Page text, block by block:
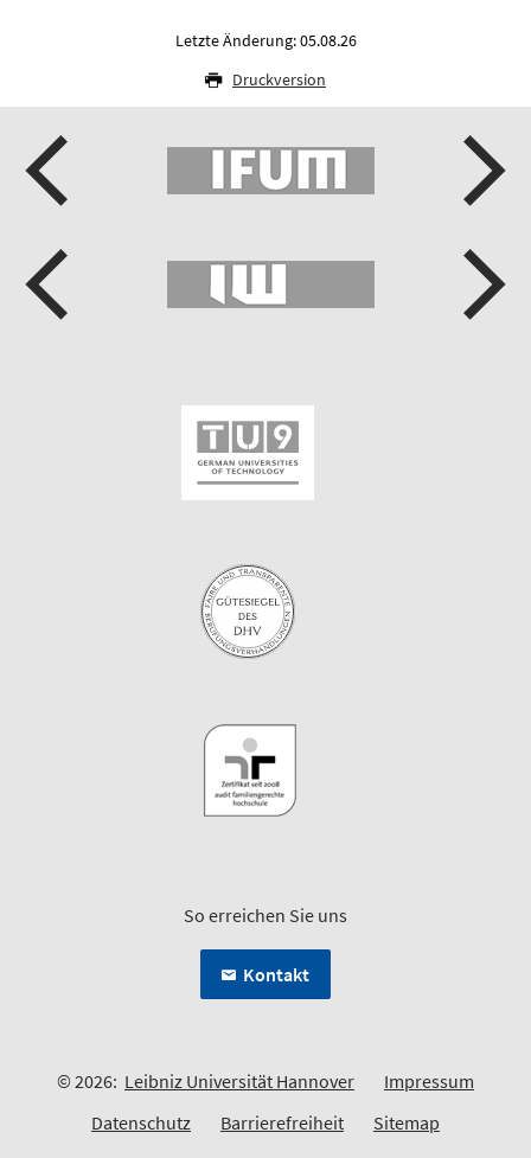
Letzte Änderung: 05.08.26
Druckversion
So erreichen Sie uns
Kontakt
© 2026: Leibniz Universität Hannover
Impressum
Datenschutz
Barrierefreiheit Sitemap